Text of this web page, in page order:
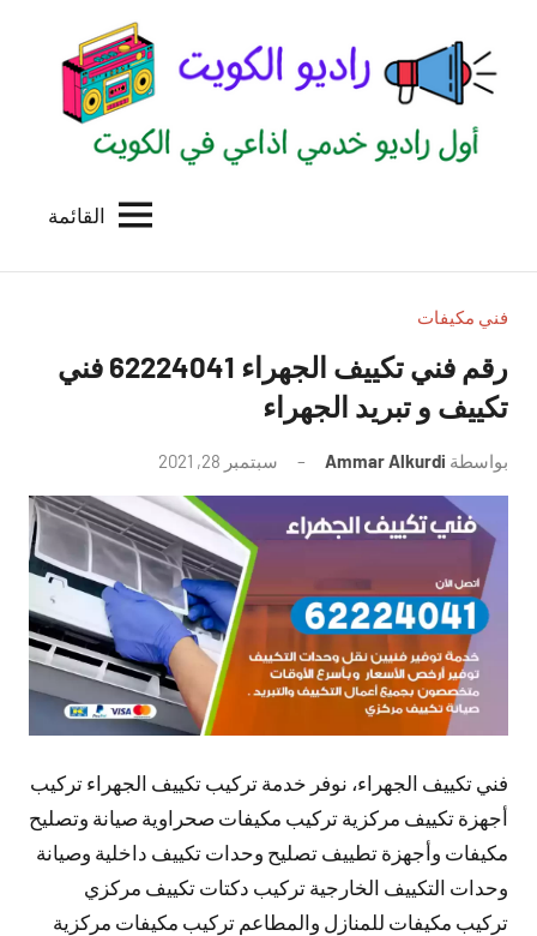
المحتوى
الكويت
للاعلانات
بالكويت
القائمة
فني مكيفات
رقم فني تكييف الجهراء 62224041 فني
تكييف و تبريد الجهراء
بواسطة Ammar Alkurdi سبتمبر 28, 2021
توجد
تعليقات
فني تكييف الجهراء، نوفر خدمة تركيب تكييف الجهراء تركيب
أجهزة تكييف مركزية تركيب مكيفات صحراوية صيانة وتصليح
مكيفات وأجهزة تطييف تصليح وحدات تكييف داخلية وصيانة
وحدات التكييف الخارجية تركيب دكتات تكييف مركزي
تركيب مكيفات للمنازل والمطاعم تركيب مكيفات مركزية